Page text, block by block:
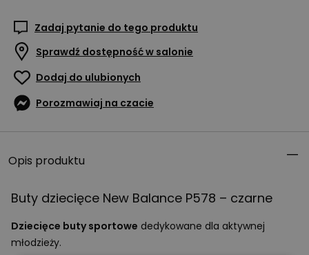
Zadaj pytanie do tego produktu
Sprawdź dostępność w salonie
Dodaj do ulubionych
Porozmawiaj na czacie
Opis produktu
Buty dziecięce New Balance P578 – czarne
Dziecięce buty sportowe dedykowane dla aktywnej
młodzieży.